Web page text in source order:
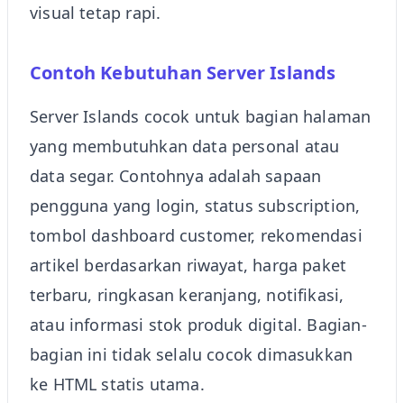
visual tetap rapi.
Contoh Kebutuhan Server Islands
Server Islands cocok untuk bagian halaman
yang membutuhkan data personal atau
data segar. Contohnya adalah sapaan
pengguna yang login, status subscription,
tombol dashboard customer, rekomendasi
artikel berdasarkan riwayat, harga paket
terbaru, ringkasan keranjang, notifikasi,
atau informasi stok produk digital. Bagian-
bagian ini tidak selalu cocok dimasukkan
ke HTML statis utama.